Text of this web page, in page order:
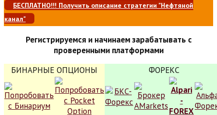
БЕСПЛАТНО!!! Получить описание стратегии "Нефтяной
канал"
Регистрируемся и начинаем зарабатывать с
проверенными платформами
БИНАРНЫЕ ОПЦИОНЫ
ФОРЕКС